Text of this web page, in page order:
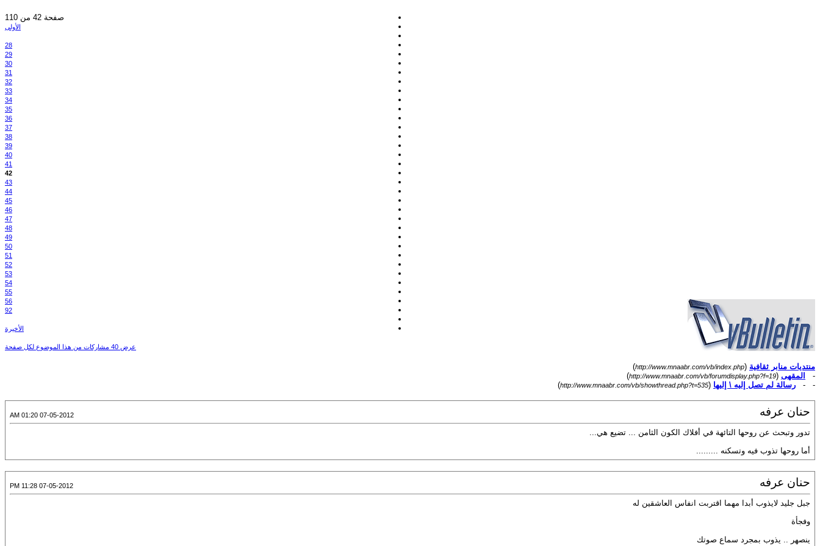
صفحة 42 من 110
الأولى
28
29
30
31
32
33
34
35
36
37
38
39
40
41
42
43
44
45
46
47
48
49
50
51
52
53
54
55
56
92
الأخيرة
عرض 40 مشاركات من هذا الموضوع لكل صفحة
منتديات منابر ثقافية (
http://www.mnaabr.com/vb/index.php
)
-
المقهى (
http://www.mnaabr.com/vb/forumdisplay.php?f=19
)
- - رسالة لم تصل إليه \ إليها (
http://www.mnaabr.com/vb/showthread.php?t=535
)
حنان عرفه 07-05-2012 01:20 AM
تدور وتبحث عن روحها التائهة في أفلاك الكون الثامن ... تضيع هي...
أما روحها تذوب فيه وتسكنه .........
حنان عرفه 07-05-2012 11:28 PM
جبل جليد لايذوب أبدا مهما اقتربت انفاس العاشقين له
وفجأة
ينصهر .. يذوب بمجرد سماع صوتك